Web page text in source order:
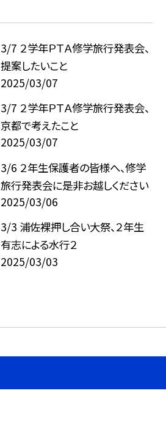
3/7 ２学年ＰＴＡ修学旅行発表会、
提案したいこと
2025/03/07
3/7 ２学年ＰＴＡ修学旅行発表会、
京都で考えたこと
2025/03/07
3/6 ２年生保護者の皆様へ、修学
旅行発表会に是非お越しください
2025/03/06
3/3 浦佐裸押し合い大祭、２年生
有志による水行２
2025/03/03